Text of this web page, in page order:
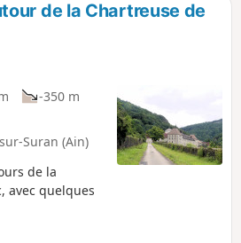
p
de la Chartreuse de
-350 m
Suran (Ain)
de la
avec quelques